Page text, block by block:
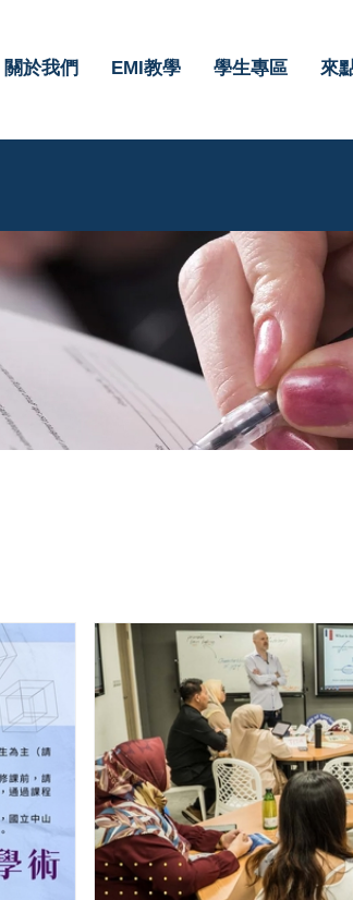
關於我們 EMI教學 學生專區 來